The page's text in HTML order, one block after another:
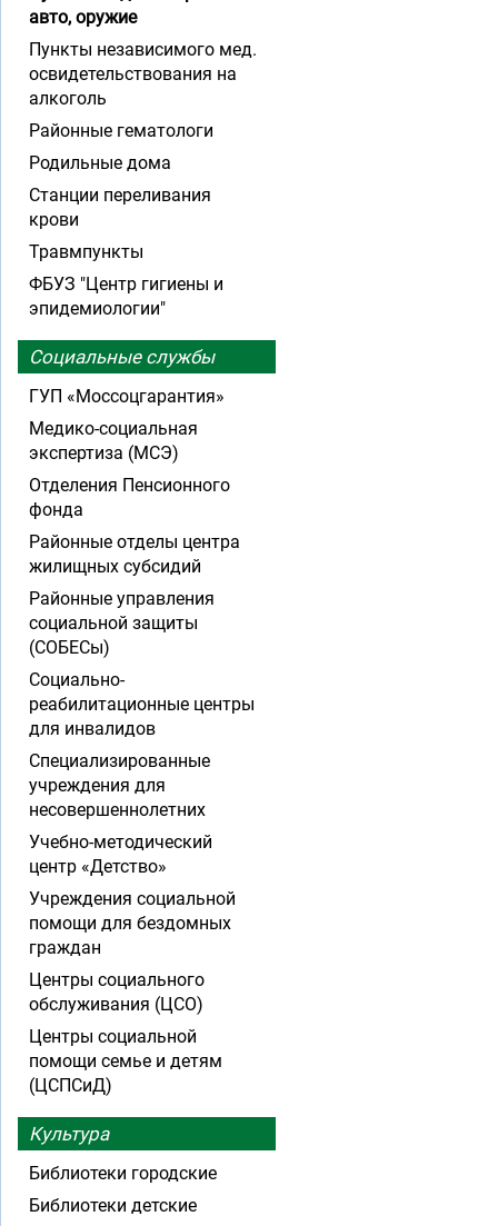
авто, оружие
Пункты независимого мед.
освидетельствования на
алкоголь
Районные гематологи
Родильные дома
Станции переливания
крови
Травмпункты
ФБУЗ "Центр гигиены и
эпидемиологии"
Социальные службы
ГУП «Моссоцгарантия»
Медико-социальная
экспертиза (МСЭ)
Отделения Пенсионного
фонда
Районные отделы центра
жилищных субсидий
Районные управления
социальной защиты
(СОБЕСы)
Социально-
реабилитационные центры
для инвалидов
Специализированные
учреждения для
несовершеннолетних
Учебно-методический
центр «Детство»
Учреждения социальной
помощи для бездомных
граждан
Центры социального
обслуживания (ЦСО)
Центры социальной
помощи семье и детям
(ЦСПСиД)
Культура
Библиотеки городские
Библиотеки детские